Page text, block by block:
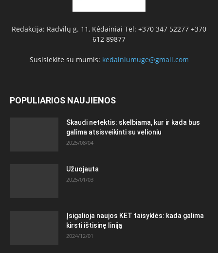
Redakcija: Radvilų g. 11, Kėdainiai Tel: +370 347 52277 +370
612 89877
Susisiekite su mumis: kedainiumuge@gmail.com
POPULIARIOS NAUJIENOS
Skaudi netektis: skelbiama, kur ir kada bus
galima atsisveikinti su velioniu
2025/08/04
Užuojauta
2025/01/03
Įsigalioja naujos KET taisyklės: kada galima
kirsti ištisinę liniją
2024/12/01